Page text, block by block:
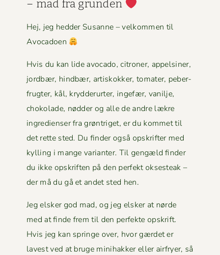
– mad fra grun­den
Hej, jeg hed­der Susanne – velkom­men til
Avocadoen
Hvis du kan lide avo­ca­do, cit­roner, appelsin­er,
jord­bær, hind­bær, artiskokker, tomater, peber­
frugter, kål, kry­d­derurter, inge­fær, vanil­je,
choko­lade, nød­der og alle de andre lækre
ingre­di­enser fra grøn­triget, er du kom­met til
det rette sted. Du find­er også opskrifter med
kylling i mange vari­anter. Til gengæld find­er
du ikke opskriften på den per­fekt okses­teak –
der må du gå et andet sted hen.
Jeg elsker god mad, og jeg elsker at nørde
med at finde frem til den per­fek­te opskrift.
Hvis jeg kan springe over, hvor gærdet er
lavest ved at bruge mini­hakker eller air­fry­er, så